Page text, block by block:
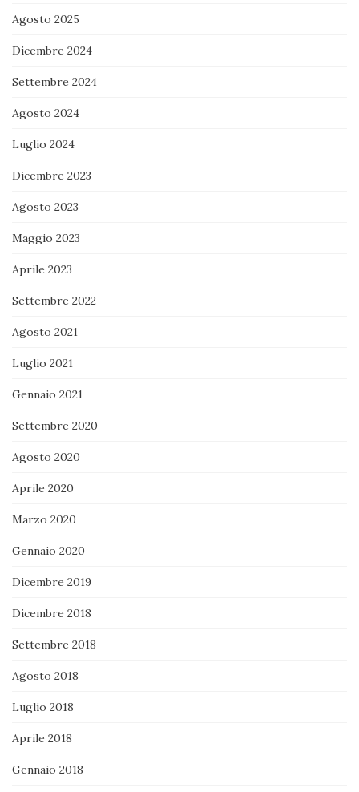
Agosto 2025
Dicembre 2024
Settembre 2024
Agosto 2024
Luglio 2024
Dicembre 2023
Agosto 2023
Maggio 2023
Aprile 2023
Settembre 2022
Agosto 2021
Luglio 2021
Gennaio 2021
Settembre 2020
Agosto 2020
Aprile 2020
Marzo 2020
Gennaio 2020
Dicembre 2019
Dicembre 2018
Settembre 2018
Agosto 2018
Luglio 2018
Aprile 2018
Gennaio 2018